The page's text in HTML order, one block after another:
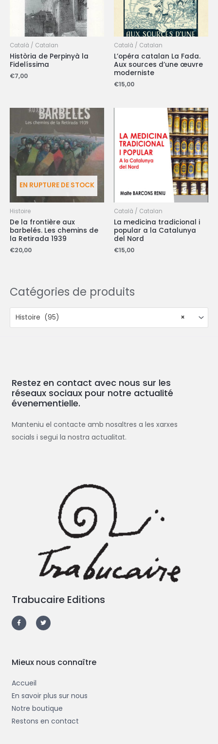
Català / Catalan
Història de Perpinyà la
Fidelíssima
€7,00
Català / Catalan
L’opéra catalan La Fada.
Aux sources d’une œuvre
moderniste
€15,00
EN RUPTURE DE STOCK
Histoire
De la frontière aux
barbelés. Les chemins de
la Retirada 1939
€20,00
Català / Catalan
La medicina tradicional i
popular a la Catalunya
del Nord
€15,00
Catégories de produits
×
Histoire (95)
Restez en contact avec nous sur les
réseaux sociaux pour notre actualité
évenementielle.
Manteniu el contacte amb nosaltres a les xarxes
socials i segui la nostra actualitat.
Trabucaire Editions
a
c
e
-
f
w
i
t
Mieux nous connaître
Accueil
En savoir plus sur nous
Notre boutique
Restons en contact